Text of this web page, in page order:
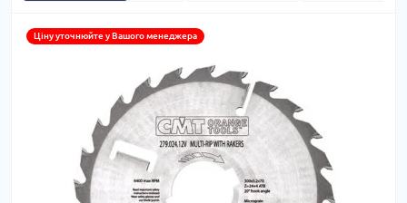
Ціну уточнюйте у Вашого менеджера